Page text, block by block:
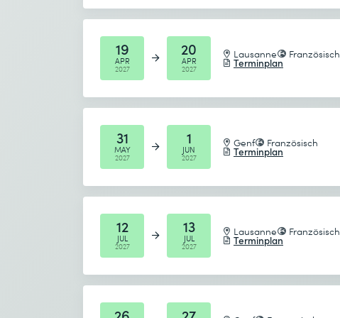
19
APR
2027
20
APR
2027
Lausanne Französisch
Terminplan
31
MAY
2027
1
JUN
2027
Genf Französisch
Terminplan
12
JUL
2027
13
JUL
2027
Lausanne Französisch
Terminplan